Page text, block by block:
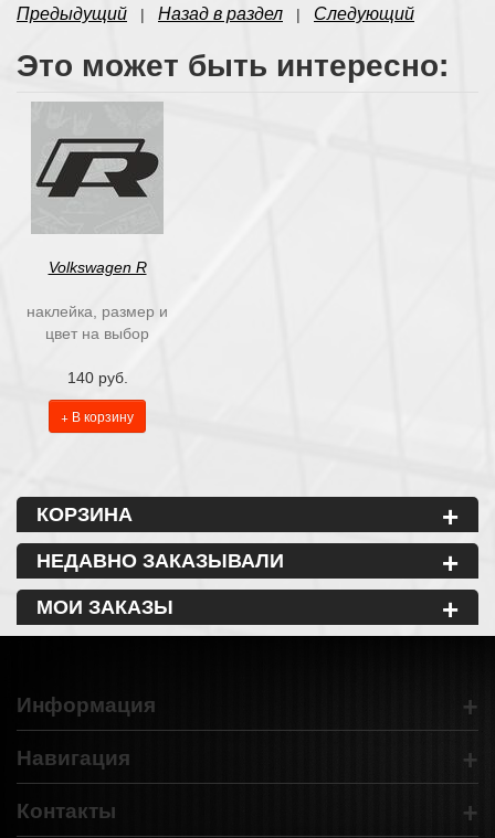
Предыдущий | Назад в раздел | Следующий
Это может быть интересно:
Volkswagen R
наклейка, размер и
цвет на выбор
140 руб.
+ В корзину
КОРЗИНА +
НЕДАВНО ЗАКАЗЫВАЛИ +
МОИ ЗАКАЗЫ +
Информация +
Навигация +
Контакты +